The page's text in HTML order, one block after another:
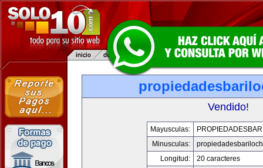
Vendido!
Mayusculas:
Minusculas:
Longitud:
20 caracteres